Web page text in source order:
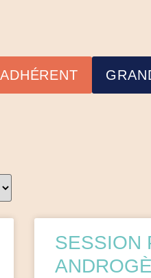
ADHÉRENT
SESSION